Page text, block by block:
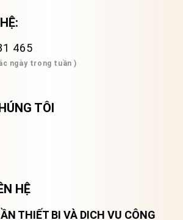
465
ngày trong tuần )
TÔI
HỆ
THIẾT BỊ VÀ DỊCH VỤ CÔNG